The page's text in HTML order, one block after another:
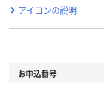
アイコンの説明
お申込番号